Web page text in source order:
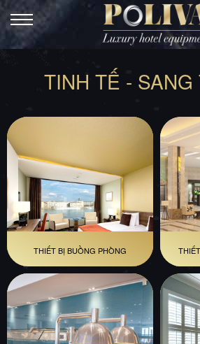
TINH TẾ - SANG
THIẾT BỊ BUỒNG PHÒNG